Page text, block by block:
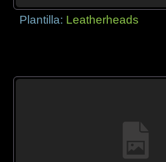
Plantilla: Leatherheads